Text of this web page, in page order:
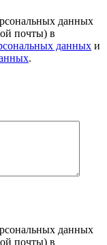
данных
почты) в
данных и
.
данных
почты) в